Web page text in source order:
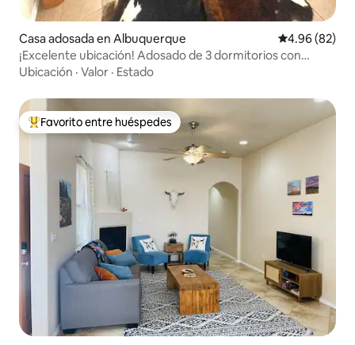
Casa adosada en Albuquerque Calificación
4.96 (82)
¡Excelente ubicación! Adosado de 3 dormitorios con
garaje y patio
Ubicación · Valor · Estado
De los mejores en Favorito entre huéspedes
Favorito entre huéspedes